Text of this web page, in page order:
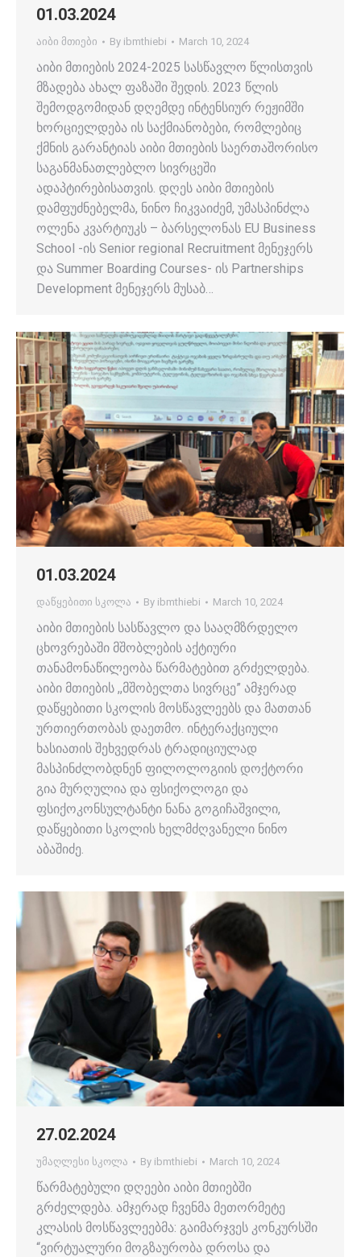
01.03.2024
აიბი მთიები By ibmthiebi March 10, 2024
აიბი მთიების 2024-2025 სასწავლო წლისთვის
მზადება ახალ ფაზაში შედის. 2023 წლის
შემოდგომიდან დღემდე ინტენსიურ რეჟიმში
ხორციელდება ის საქმიანობები, რომლებიც
ქმნის გარანტიას აიბი მთიების საერთაშორისო
საგანმანათლებლო სივრცეში
ადაპტირებისათვის. დღეს აიბი მთიების
დამფუძნებელმა, ნინო ჩიკვაიძემ, უმასპინძლა
ოლენა კვარტიუკს – ბარსელონას EU Business
School -ის Senior regional Recruitment მენეჯერს
და Summer Boarding Courses- ის Partnerships
Development მენეჯერს მუსაბ…
01.03.2024
დაწყებითი სკოლა By ibmthiebi March 10, 2024
აიბი მთიების სასწავლო და სააღმზრდელო
ცხოვრებაში მშობლების აქტიური
თანამონაწილეობა წარმატებით გრძელდება.
აიბი მთიების ,,მშობელთა სივრცე” ამჯერად
დაწყებითი სკოლის მოსწავლეებს და მათთან
ურთიერთობას დაეთმო. ინტერაქციული
ხასიათის შეხვედრას ტრადიციულად
მასპინძლობდნენ ფილოლოგიის დოქტორი
გია მურღულია და ფსიქოლოგი და
ფსიქოკონსულტანტი ნანა გოგიჩაშვილი,
დაწყებითი სკოლის ხელმძღვანელი ნინო
აბაშიძე.
27.02.2024
უმაღლესი სკოლა By ibmthiebi March 10, 2024
წარმატებული დღეები აიბი მთიებში
გრძელდება. ამჯერად ჩვენმა მეთორმეტე
კლასის მოსწავლეებმა: გაიმარჯვეს კონკურსში
“ვირტუალური მოგზაურობა დროსა და